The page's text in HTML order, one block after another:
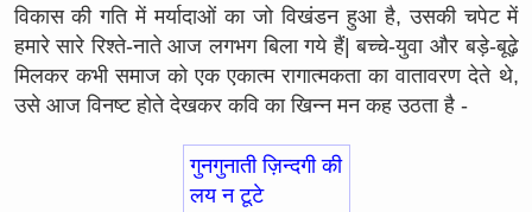
विकास की गति में मर्यादाओं का जो विखंडन हुआ है, उसकी चपेट में
हमारे सारे रिश्ते-नाते आज लगभग बिला गये हैं| बच्चे-युवा और बड़े-बूढ़े
मिलकर कभी समाज को एक एकात्म रागात्मकता का वातावरण देते थे,
उसे आज विनष्ट होते देखकर कवि का खिन्न मन कह उठता है -
गुनगुनाती ज़िन्दगी की
लय न टूटे